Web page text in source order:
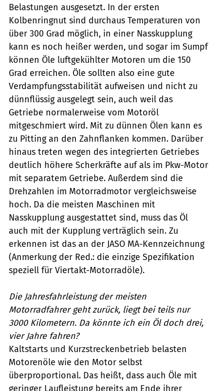
Belastungen ausgesetzt. In der ersten
Kolbenringnut sind durchaus Temperaturen von
über 300 Grad möglich, in einer Nasskupplung
kann es noch heißer werden, und sogar im Sumpf
können Öle luftgekühlter Motoren um die 150
Grad erreichen. Öle sollten also eine gute
Verdampfungsstabilität aufweisen und nicht zu
dünnflüssig ausgelegt sein, auch weil das
Getriebe normalerweise vom Motoröl
mitgeschmiert wird. Mit zu dünnen Ölen kann es
zu Pitting an den Zahnflanken kommen. Darüber
hinaus treten wegen des integrierten Getriebes
deutlich höhere Scherkräfte auf als im Pkw-Motor
mit separatem Getriebe. Außerdem sind die
Drehzahlen im Motorradmotor vergleichsweise
hoch. Da die meisten Maschinen mit
Nasskupplung ausgestattet sind, muss das Öl
auch mit der Kupplung verträglich sein. Zu
erkennen ist das an der JASO MA-Kennzeichnung
(Anmerkung der Red.: die einzige Spezifikation
speziell für Viertakt-Motorradöle).
Die Jahresfahrleistung der meisten
Motorradfahrer geht zurück, liegt bei teils nur
3000 Kilometern. Da könnte ich ein Öl doch drei,
vier Jahre fahren?
Kaltstarts und Kurzstreckenbetrieb belasten
Motorenöle wie den Motor selbst
überproportional. Das heißt, dass auch Öle mit
geringer Laufleistung bereits am Ende ihrer